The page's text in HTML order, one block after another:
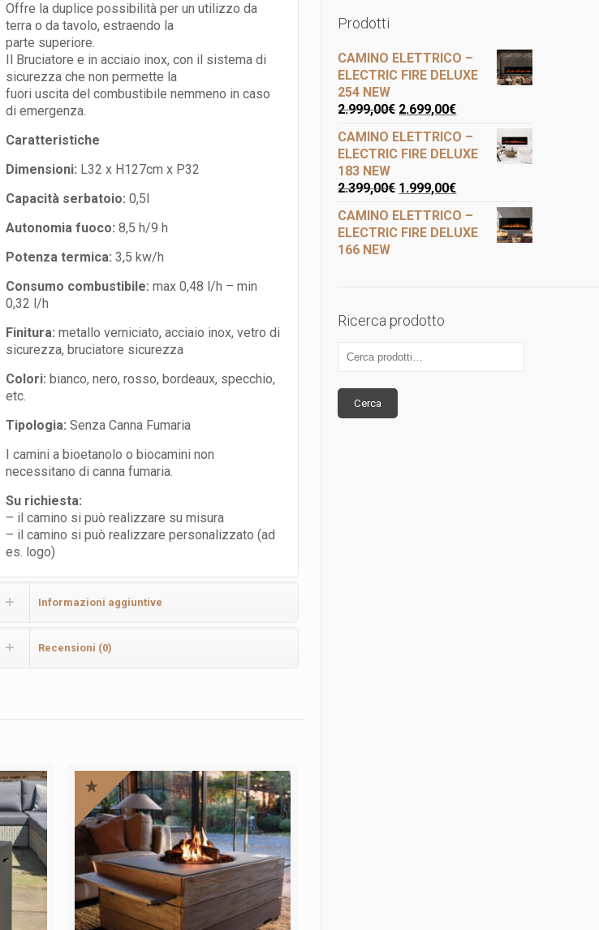
Offre la duplice possibilità per un utilizzo da
terra o da tavolo, estraendo la
parte superiore.
Il Bruciatore e in acciaio inox, con il sistema di
sicurezza che non permette la
fuori uscita del combustibile nemmeno in caso
di emergenza.
Caratteristiche
Dimensioni: L32 x H127cm x P32
Capacità serbatoio: 0,5l
Autonomia fuoco: 8,5 h/9 h
Potenza termica: 3,5 kw/h
Consumo combustibile: max 0,48 l/h – min
0,32 l/h
Finitura: metallo verniciato, acciaio inox, vetro di
sicurezza, bruciatore sicurezza
Colori: bianco, nero, rosso, bordeaux, specchio,
etc.
Tipologia: Senza Canna Fumaria
I camini a bioetanolo o biocamini non
necessitano di canna fumaria.
Su richiesta:
– il camino si può realizzare su misura
– il camino si può realizzare personalizzato (ad
es. logo)
Informazioni aggiuntive
Recensioni (0)
Prodotti
CAMINO ELETTRICO –
ELECTRIC FIRE DELUXE
254 NEW
2.999,00€ 2.699,00€
CAMINO ELETTRICO –
ELECTRIC FIRE DELUXE
183 NEW
2.399,00€ 1.999,00€
CAMINO ELETTRICO –
ELECTRIC FIRE DELUXE
166 NEW
Ricerca prodotto
Cerca